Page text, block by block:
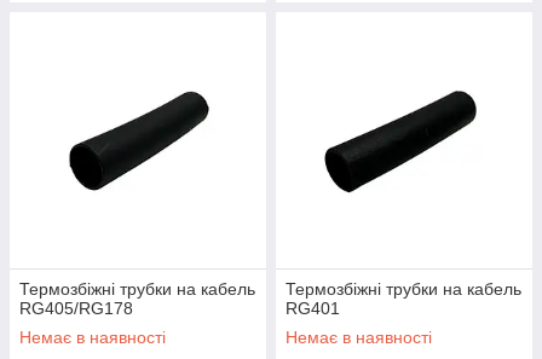
Термозбіжні трубки на кабель
RG405/RG178
Немає в наявності
Термозбіжні трубки на кабель
RG401
Немає в наявності